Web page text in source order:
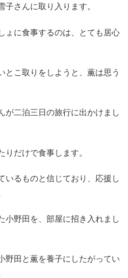
さんに取り入ります。
ょに食事するのは、とても居心
とこ取りをしようと、薫は思う
が二泊三日の旅行に出かけまし
りだけで食事します。
いるものと信じており、応援し
小野田を、部屋に招き入れまし
野田と薫を養子にしたがってい